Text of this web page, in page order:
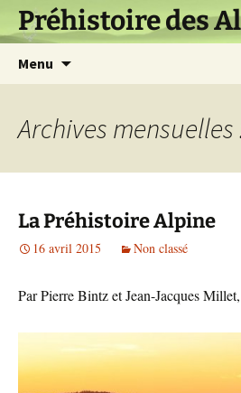
Aller
au Préhistoire des
Menu
Archives
La Préhistoire Alpine
16 avril 2015 Non classé
Par Pierre Bintz et Jean-Jacques